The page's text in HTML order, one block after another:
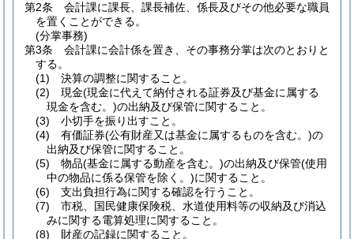
第2条
会計課に課長、課長補佐、係長及びその他必要な職員
を置くことができる。
(分掌事務)
第3条
会計課に会計係を置き、その事務分掌は次のとおりと
する。
(1)
決算の調整に関すること。
(2)
現金(現金に代えて納付される証券及び基金に属する
現金を含む。)の出納及び保管に関すること。
(3)
小切手を振り出すこと。
(4)
有価証券(公有財産又は基金に属するものを含む。)の
出納及び保管に関すること。
(5)
物品(基金に属する動産を含む。)の出納及び保管(使用
中の物品に係る保管を除く。)に関すること。
(6)
支出負担行為に関する確認を行うこと。
(7)
市税、国民健康保険税、水道使用料等の収納及び消込
みに関する電算処理に関すること。
(8)
財産の記録に関すること。